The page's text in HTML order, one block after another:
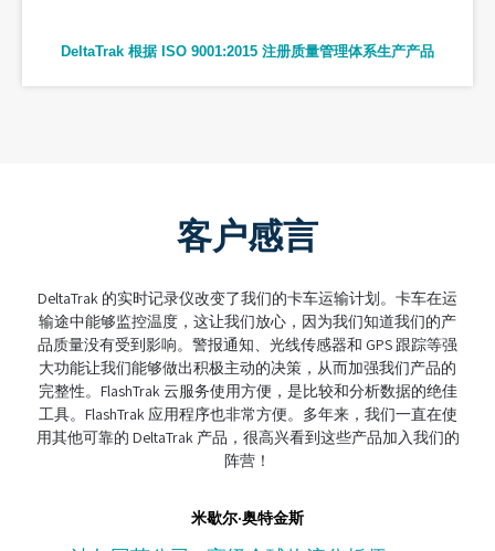
DeltaTrak 根据 ISO 9001:2015 注册质量管理体系生产产品
客户感言
DeltaTrak 的实时记录仪改变了我们的卡车运输计划。卡车在运
输途中能够监控温度，这让我们放心，因为我们知道我们的产
品质量没有受到影响。警报通知、光线传感器和 GPS 跟踪等强
大功能让我们能够做出积极主动的决策，从而加强我们产品的
完整性。FlashTrak 云服务使用方便，是比较和分析数据的绝佳
工具。FlashTrak 应用程序也非常方便。多年来，我们一直在使
用其他可靠的 DeltaTrak 产品，很高兴看到这些产品加入我们的
阵营！
米歇尔·奥特金斯